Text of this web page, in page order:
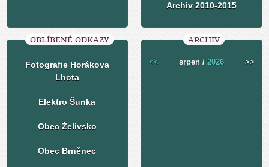
Archiv 2010-2015
OBLÍBENÉ ODKAZY
Fotografie Horákova
Lhota
Elektro Šunka
Obec Želivsko
Obec Brněnec
ARCHIV
<< srpen /2026 >>